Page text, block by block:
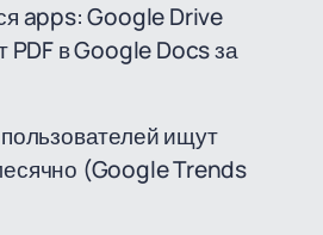
apps: Google Drive
PDF в Google Docs за
ищут
(Google Trends